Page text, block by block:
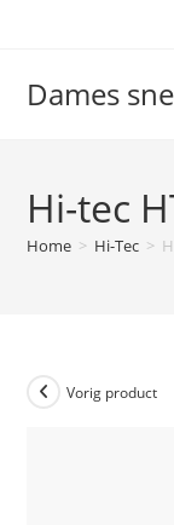
Dames
Hi-tec
Home > Hi-Tec >
Vorig product